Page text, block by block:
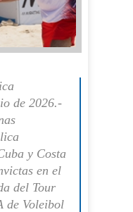
de 2026.-
y Costa
en el
del Tour
de Voleibol